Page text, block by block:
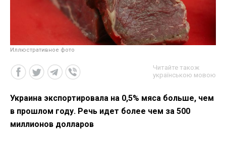
Иллюстративное фото
Читайте також
українською мовою
Украина экспортировала на 0,5% мяса больше, чем
в прошлом году. Речь идет более чем за 500
миллионов долларов